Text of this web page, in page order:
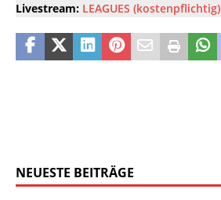
Livestream: LEAGUES (kostenpflichtig)
NEUESTE BEITRÄGE